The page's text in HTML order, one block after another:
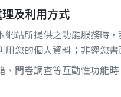
及利用方式
網站所提供之功能服務時
用您的個人資料；非經您
、問卷調查等互動性功能